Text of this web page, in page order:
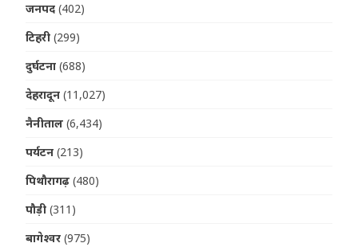
जनपद (402)
टिहरी (299)
दुर्घटना (688)
देहरादून (11,027)
नैनीताल (6,434)
पर्यटन (213)
पिथौरागढ़ (480)
पौड़ी (311)
बागेश्वर (975)